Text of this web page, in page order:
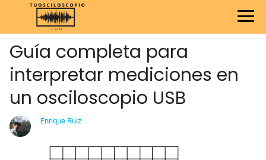
Guía completa para
interpretar mediciones en
un osciloscopio USB
Enrique Ruiz